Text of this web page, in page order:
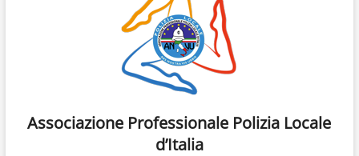
Associazione Professionale Polizia Locale
d’Italia